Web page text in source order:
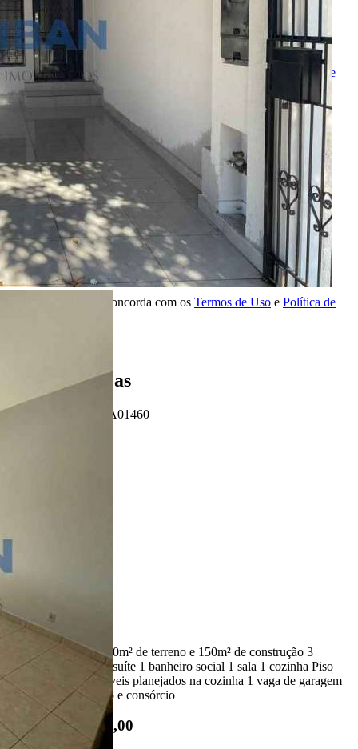
Nome
Telefone
Melhor horário para ligar
Ao ENVIAR você concorda com os Termos de Uso
Política de
Privacidade
Seu Nome
Nome do amigo
Seu e-mail
E-mail do amigo
Mensagem
Ao ENVIAR você concorda com os Termos de Uso e Política de
Características
Referência: CA01460
Descrição
Casa térrea na rua 170m² de terreno e 150m² de construção 3
dormitórios, sendo 1 suíte 1 banheiro social 1 sala 1 cozinha Piso
frio na casa toda Móveis planejados na cozinha 1 vaga de garagem
Aceito financiamento e consórcio
R$ 430.000,00